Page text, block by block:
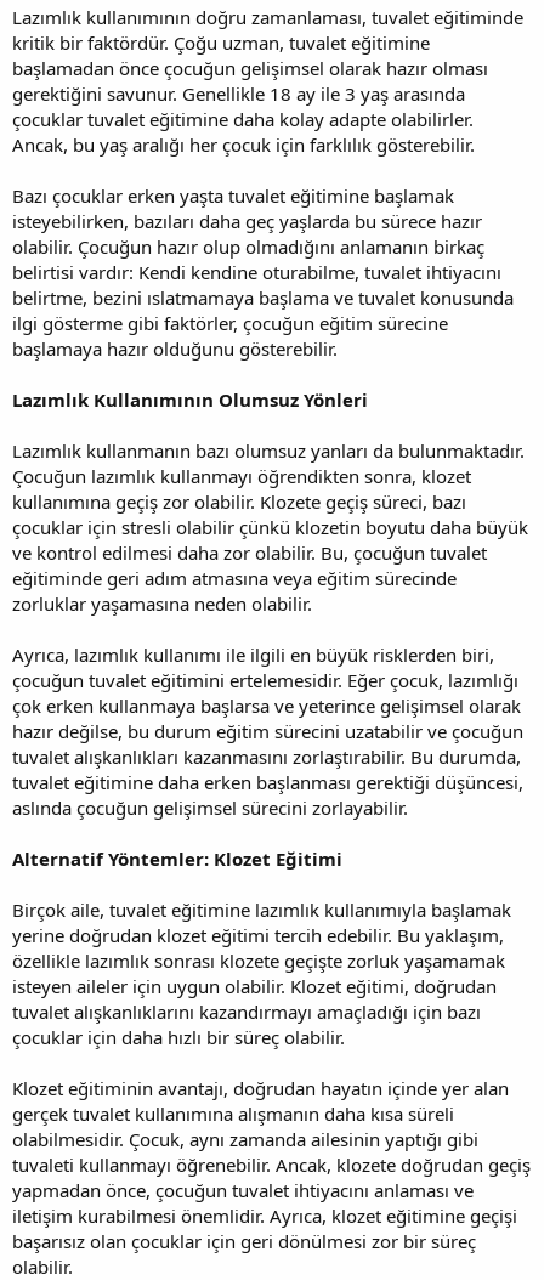
Lazımlık kullanımının doğru zamanlaması, tuvalet eğitiminde
kritik bir faktördür. Çoğu uzman, tuvalet eğitimine
başlamadan önce çocuğun gelişimsel olarak hazır olması
gerektiğini savunur. Genellikle 18 ay ile 3 yaş arasında
çocuklar tuvalet eğitimine daha kolay adapte olabilirler.
Ancak, bu yaş aralığı her çocuk için farklılık gösterebilir.
Bazı çocuklar erken yaşta tuvalet eğitimine başlamak
isteyebilirken, bazıları daha geç yaşlarda bu sürece hazır
olabilir. Çocuğun hazır olup olmadığını anlamanın birkaç
belirtisi vardır: Kendi kendine oturabilme, tuvalet ihtiyacını
belirtme, bezini ıslatmamaya başlama ve tuvalet konusunda
ilgi gösterme gibi faktörler, çocuğun eğitim sürecine
başlamaya hazır olduğunu gösterebilir.
Lazımlık Kullanımının Olumsuz Yönleri
Lazımlık kullanmanın bazı olumsuz yanları da bulunmaktadır.
Çocuğun lazımlık kullanmayı öğrendikten sonra, klozet
kullanımına geçiş zor olabilir. Klozete geçiş süreci, bazı
çocuklar için stresli olabilir çünkü klozetin boyutu daha büyük
ve kontrol edilmesi daha zor olabilir. Bu, çocuğun tuvalet
eğitiminde geri adım atmasına veya eğitim sürecinde
zorluklar yaşamasına neden olabilir.
Ayrıca, lazımlık kullanımı ile ilgili en büyük risklerden biri,
çocuğun tuvalet eğitimini ertelemesidir. Eğer çocuk, lazımlığı
çok erken kullanmaya başlarsa ve yeterince gelişimsel olarak
hazır değilse, bu durum eğitim sürecini uzatabilir ve çocuğun
tuvalet alışkanlıkları kazanmasını zorlaştırabilir. Bu durumda,
tuvalet eğitimine daha erken başlanması gerektiği düşüncesi,
aslında çocuğun gelişimsel sürecini zorlayabilir.
Alternatif Yöntemler: Klozet Eğitimi
Birçok aile, tuvalet eğitimine lazımlık kullanımıyla başlamak
yerine doğrudan klozet eğitimi tercih edebilir. Bu yaklaşım,
özellikle lazımlık sonrası klozete geçişte zorluk yaşamamak
isteyen aileler için uygun olabilir. Klozet eğitimi, doğrudan
tuvalet alışkanlıklarını kazandırmayı amaçladığı için bazı
çocuklar için daha hızlı bir süreç olabilir.
Klozet eğitiminin avantajı, doğrudan hayatın içinde yer alan
gerçek tuvalet kullanımına alışmanın daha kısa süreli
olabilmesidir. Çocuk, aynı zamanda ailesinin yaptığı gibi
tuvaleti kullanmayı öğrenebilir. Ancak, klozete doğrudan geçiş
yapmadan önce, çocuğun tuvalet ihtiyacını anlaması ve
iletişim kurabilmesi önemlidir. Ayrıca, klozet eğitimine geçişi
başarısız olan çocuklar için geri dönülmesi zor bir süreç
olabilir.